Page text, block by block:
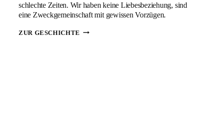
schlechte Zeiten. Wir haben keine Liebesbeziehung, sind
eine Zweckgemeinschaft mit gewissen Vorzügen.
ZUR GESCHICHTE BRIEF